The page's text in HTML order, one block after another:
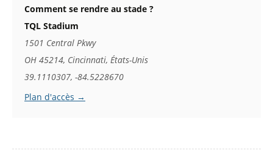
Comment se rendre au stade ?
TQL Stadium
1501 Central Pkwy
OH 45214, Cincinnati, États-Unis
39.1110307, -84.5228670
Plan d'accès →